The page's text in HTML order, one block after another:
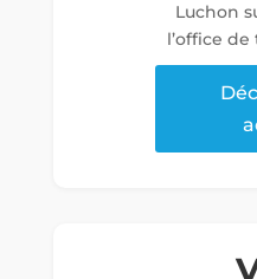
Luchon
l’office